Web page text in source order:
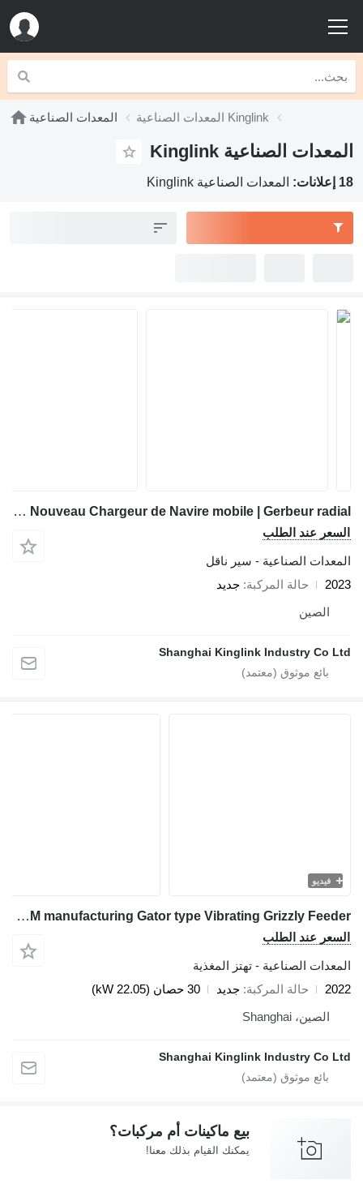
المعدات الصناعية المعدات الصناعية Kinglink
المعدات الصناعية Kinglink
18 إعلانات: المعدات الصناعية Kinglink
Kinglink Nouveau Chargeur de Navire mobile | Gerbeur radial
السعر عند الطلب
المعدات الصناعية - سير ناقل
2023
حالة المركبة جديد
الصين
Shanghai Kinglink Industry Co Ltd
فيديو
Kinglink ZSW600X130 OEM manufacturing Gator type Vibrating Grizzly Feeder
السعر عند الطلب
المعدات الصناعية - تهتز المغذية
2022
حالة المركبة جديد
30 حصان (22.05 kW)
الصين، Shanghai
Shanghai Kinglink Industry Co Ltd
بيع ماكينات أم مركبات؟
يمكنك القيام بذلك معنا!